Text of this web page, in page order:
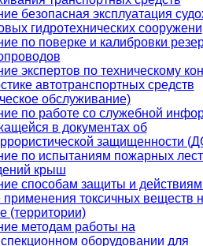
безопасная эксплуатация
гидротехнических сооружени
по поверке и калибровки
экспертов по техническому
автотранспортных средств
обслуживание)
по работе со служебной
в документах об
защищенности
по испытаниям пожарных
крыш
способам защиты и
применения токсичных веществ
(территории)
методам работы на
оборудовании для